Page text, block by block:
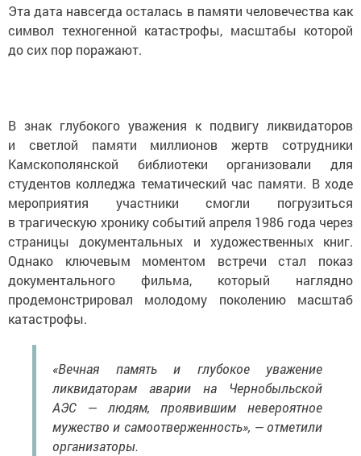
Эта дата навсегда осталась в памяти человечества как
символ техногенной катастрофы, масштабы которой
до сих пор поражают.
В знак глубокого уважения к подвигу ликвидаторов
и светлой памяти миллионов жертв сотрудники
Камскополянской библиотеки организовали для
студентов колледжа тематический час памяти. В ходе
мероприятия участники смогли погрузиться
в трагическую хронику событий апреля 1986 года через
страницы документальных и художественных книг.
Однако ключевым моментом встречи стал показ
документального фильма, который наглядно
продемонстрировал молодому поколению масштаб
катастрофы.
«Вечная память и глубокое уважение
ликвидаторам аварии на Чернобыльской
АЭС — людям, проявившим невероятное
мужество и самоотверженность», — отметили
организаторы.